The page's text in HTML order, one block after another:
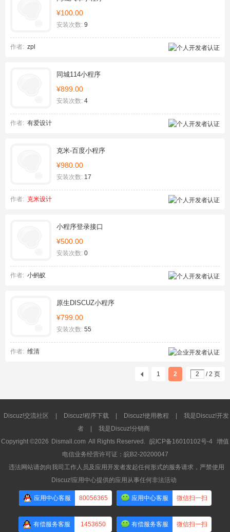
¥100.00
安装次数: 9
作者: zpl
同城114小程序
¥899.00
安装次数: 4
作者: 有爱设计
克米-百度小程序
¥980.00
安装次数: 17
作者: 克米设计
小程序登录接口
¥500.00
安装次数: 0
作者: 小蚂蚁
原生DISCUZ小程序
¥799.00
安装次数: 55
作者: 维清
1 2 / 2 页
Discuz!交流社区 Discuz!程序下载 Discuz!使用教程
我是Discuz!开发
者
我是Discuz!分销商
Copyright ©2026 Dismall.com All Rights Reserved. 皖ICP备16010102号-4 增值
电信业务经营许可证：皖B2-20200047
违法网站请勿向我司工作人员及应用开发者发起任何形式的服务请求，严禁使用
Discuz!应用中心提供的应用从事任何非法活动
应用中心客服 80056365 应用中心客服 微信扫一扫
有偿服务客服 1453650 有偿服务客服 微信扫一扫